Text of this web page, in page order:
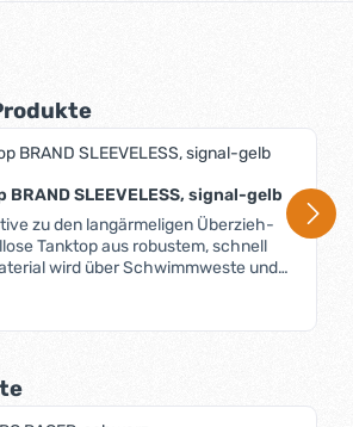
BRAND SLEEVELESS, signal-gelb
zu den langärmeligen Überzieh-
Tanktop aus robustem, schnell
wird über Schwimmweste und
Leinen an der Ausrüstung bzw.
schützt es effektiv vor UV-
Größen bedarf. Das Brand-
eignet sich, da es ja "über allem"
Werbeträger.